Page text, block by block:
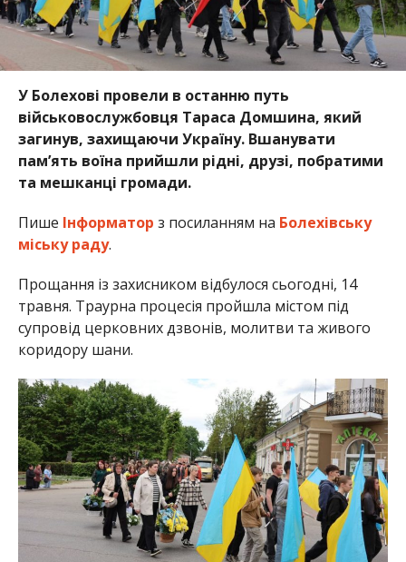
У Болехові провели в останню путь
військовослужбовця Тараса Домшина, який
загинув, захищаючи Україну. Вшанувати
пам’ять воїна прийшли рідні, друзі, побратими
та мешканці громади.
Пише Інформатор з посиланням на Болехівську
міську раду.
Прощання із захисником відбулося сьогодні, 14
травня. Траурна процесія пройшла містом під
супровід церковних дзвонів, молитви та живого
коридору шани.